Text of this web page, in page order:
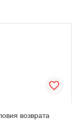
возврата